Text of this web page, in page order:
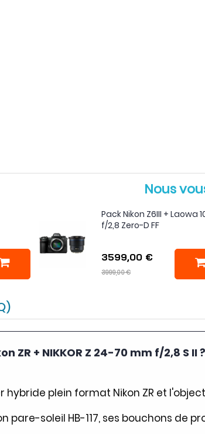
Nous
Pack Nikon Z6III + Laowa
f/2,8 Zero-D FF
3599,00 €
3999,00 €
ZR + NIKKOR Z 24-70 mm f/2,8 S II ?
plein format Nikon ZR et
pare-soleil HB-117, ses bouchons de